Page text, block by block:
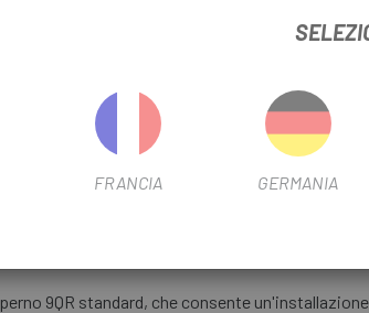
30 SILVER TK
per prestazioni eccezionali
9QR standard, che consente
FRANCIA GERMANIA